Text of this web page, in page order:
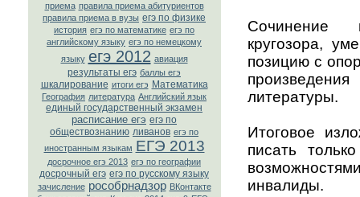
приема правила приема абитуриентов
правила приема в вузы егэ по физике
история егэ по математике егэ по
английскому языку егэ по немецкому
языку егэ 2012 авиация
результаты егэ баллы егэ
шкалирование итоги егэ Математика
География литература Английский язык
единый государственный экзамен
расписание егэ егэ по
обществознанию ливанов егэ по
иностранным языкам ЕГЭ 2013
досрочное егэ 2013 егэ по географии
досрочный егэ егэ по русскому языку
зачисление рособрнадзор ВКонтaкте
Сочинение
кругозора,
позицию с
литературы.
Итоговое
писать
инвалиды.